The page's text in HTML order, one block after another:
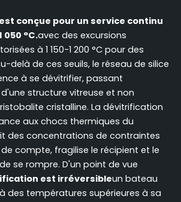
conçue pour un service continu
050 °C.avec des excursions
à 1 150-1 200 °C pour des
delà de ces seuils, le réseau de silice
à se dévitrifier, passant
structure vitreuse et non
cristalline. La dévitrification
aux chocs thermiques du
des concentrations de contraintes
compte, fragilise le récipient et le
se rompre. D'un point de vue
est irréversibleun bateau
des températures supérieures à sa